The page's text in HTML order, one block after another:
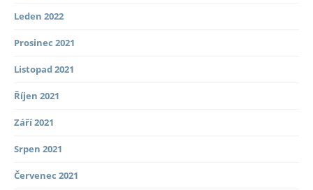
Leden 2022
Prosinec 2021
Listopad 2021
Říjen 2021
Září 2021
Srpen 2021
Červenec 2021